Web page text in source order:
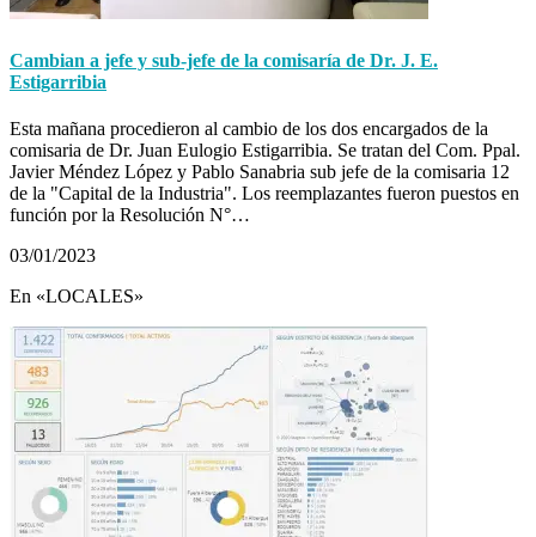
Cambian a jefe y sub-jefe de la comisaría de Dr. J. E.
Estigarribia
Esta mañana procedieron al cambio de los dos encargados de la
comisaria de Dr. Juan Eulogio Estigarribia. Se tratan del Com. Ppal.
Javier Méndez López y Pablo Sanabria sub jefe de la comisaria 12
de la "Capital de la Industria". Los reemplazantes fueron puestos en
función por la Resolución N°…
03/01/2023
En «LOCALES»